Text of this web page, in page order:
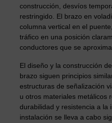
construcción, desvíos
restringido. El brazo en
columna vertical en el
tráfico en una posición
conductores que se
El diseño y la construcción
brazo siguen principios
estructuras de señalización
u otros materiales metálicos
durabilidad y resistencia a la
instalación se lleva a cabo